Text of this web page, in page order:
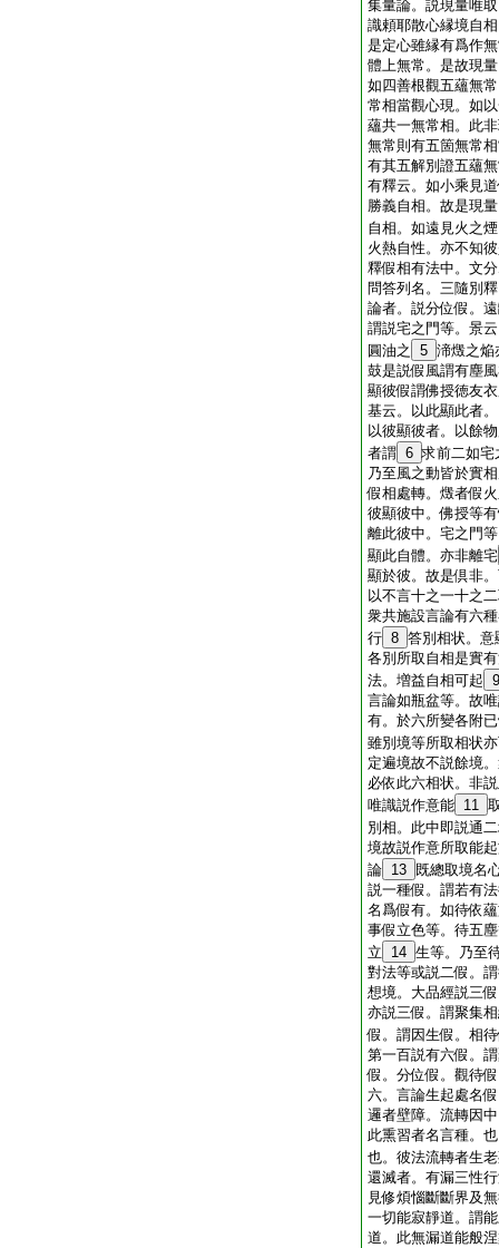
集量論。説現量唯
識頼耶散心縁境自
是定心雖縁有爲作
體上無常。是故現
如四善根觀五蘊無
常相當觀心現。如
蘊共一無常相。此
無常則有五箇無常
有其五解別證五蘊
有釋云。如小乘見
勝義自相。故是現
自相。如遠見火之
火熱自性。亦不知
釋假相有法中。文
問答列名。三隨別
論者。説分位假。
謂説宅之門等。景
圓油之
5 渧燬之焔
鼓是説假風謂有塵
顯彼假謂佛授徳友
基云。以此顯此者
以彼顯彼者。以餘
者謂 6 求前二如宅
乃至風之動皆於實
假相處轉。燬者假
彼顯彼中。佛授等
離此彼中。宅之門
顯此自體。亦非離宅
顯於彼。故是倶非
以不言十之一十之
衆共施設言論有六
行 8 答別相状。意
各別所取自相是實
法。増益自相可起 9
言論如瓶盆等。故
有。於六所變各附
雖別境等所取相状
定遍境故不説餘境
必依此六相状。非
唯識説作意能 11
別相。此中即説通
境故説作意所取能
論 13 既總取境名
説一種假。謂若有
名爲假有。如待依
事假立色等。待五
立
14 生等。乃至
對法等或説二假。
想境。大品經説三
亦説三假。謂聚集
假。謂因生假。相
第一百説有六假。
假。分位假。觀待
六。言論生起處名
邏者壁障。流轉因
此熏習者名言種。
也。彼法流轉者生
還滅者。有漏三性
見修煩惱斷斷界及
一切能寂靜道。謂
道。此無漏道能般